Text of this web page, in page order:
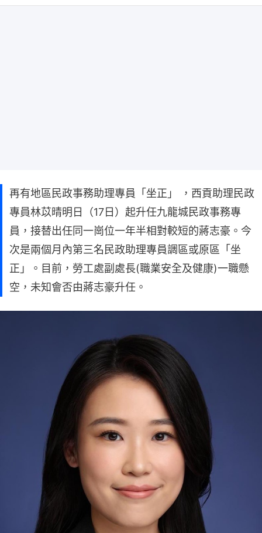
再有地區民政事務助理專員「坐正」 ，西貢助理民政
專員林苡晴明日（17日）起升任九龍城民政事務專
員，接替出任同一崗位一年半相對較短的蔣志豪。今
次是兩個月內第三名民政助理專員調區或原區「坐
正」。目前，勞工處副處長(職業安全及健康)一職懸
空，未知會否由蔣志豪升任。